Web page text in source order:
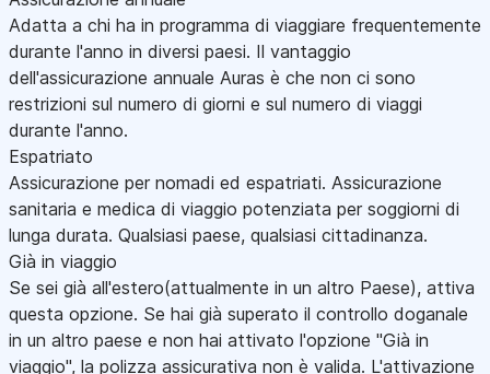
Adatta a chi ha in programma di viaggiare frequentemente
durante l'anno in diversi paesi. Il vantaggio
dell'assicurazione annuale Auras è che non ci sono
restrizioni sul numero di giorni e sul numero di viaggi
durante l'anno.
Espatriato
Assicurazione per nomadi ed espatriati. Assicurazione
sanitaria e medica di viaggio potenziata per soggiorni di
lunga durata. Qualsiasi paese, qualsiasi cittadinanza.
Già in viaggio
Se sei già all'estero(attualmente in un altro Paese), attiva
questa opzione. Se hai già superato il controllo doganale
in un altro paese e non hai attivato l'opzione "Già in
viaggio", la polizza assicurativa non è valida. L'attivazione